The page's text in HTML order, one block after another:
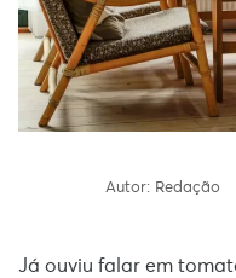
Autor: Redação
Já ouviu falar em